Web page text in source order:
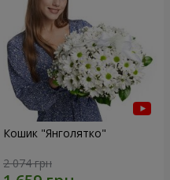
Кошик "Янголятко"
2 074 грн